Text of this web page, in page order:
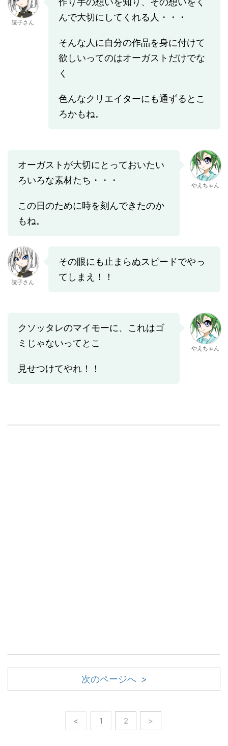
読子さん
んで大切にしてくれる人・・・
そんな人に自分の作品を身に付けて
欲しいってのはオーガストだけでな
く
色んなクリエイターにも通ずるとこ
ろかもね。
オーガストが大切にとっておいたい
ろいろな素材たち・・・
この日のために時を刻んできたのか
もね。
やえちゃん
読子さん
その眼にも止まらぬスピードでやっ
てしまえ！！
クソッタレのマイモーに、これはゴ
ミじゃないってとこ
見せつけてやれ！！
やえちゃん
次のページへ >
< 1 2 >